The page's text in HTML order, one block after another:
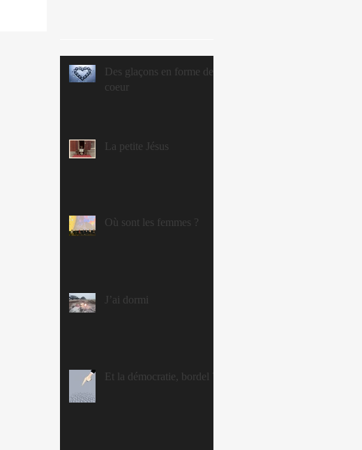
Des glaçons en forme de
coeur
La petite Jésus
Où sont les femmes ?
J’ai dormi
Et la démocratie, bordel ?